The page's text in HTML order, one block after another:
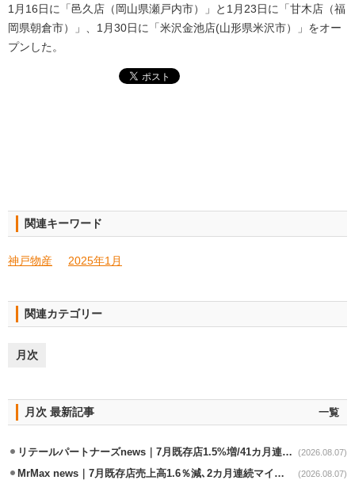
1月16日に「邑久店（岡山県瀬戸内市）」と1月23日に「甘木店（福
岡県朝倉市）」、1月30日に「米沢金池店(山形県米沢市）」をオー
プンした。
関連キーワード
神戸物産 2025年1月
関連カテゴリー
月次
月次 最新記事 一覧
リテールパートナーズnews｜7月既存店1.5%増/41カ月連続増 (2026.08.07)
MrMax news｜7月既存店売上高1.6％減､2カ月連続マイナス (2026.08.07)